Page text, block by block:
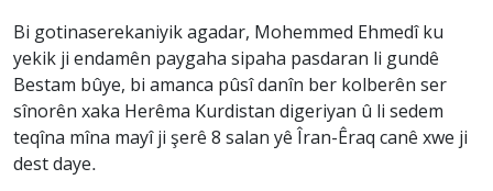
Bi gotinaserekaniyik agadar, Mohemmed Ehmedî ku
yekik ji endamên paygaha sipaha pasdaran li gundê
Bestam bûye, bi amanca pûsî danîn ber kolberên ser
sînorên xaka Herêma Kurdistan digeriyan û li sedem
teqîna mîna mayî ji şerê 8 salan yê Îran-Êraq canê xwe ji
dest daye.